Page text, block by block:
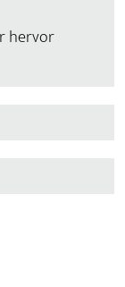
hervor